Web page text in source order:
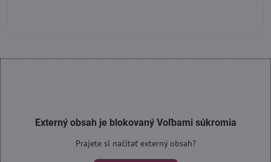
Externý obsah je blokovaný Voľbami súkromia
Prajete si načítať externý obsah?